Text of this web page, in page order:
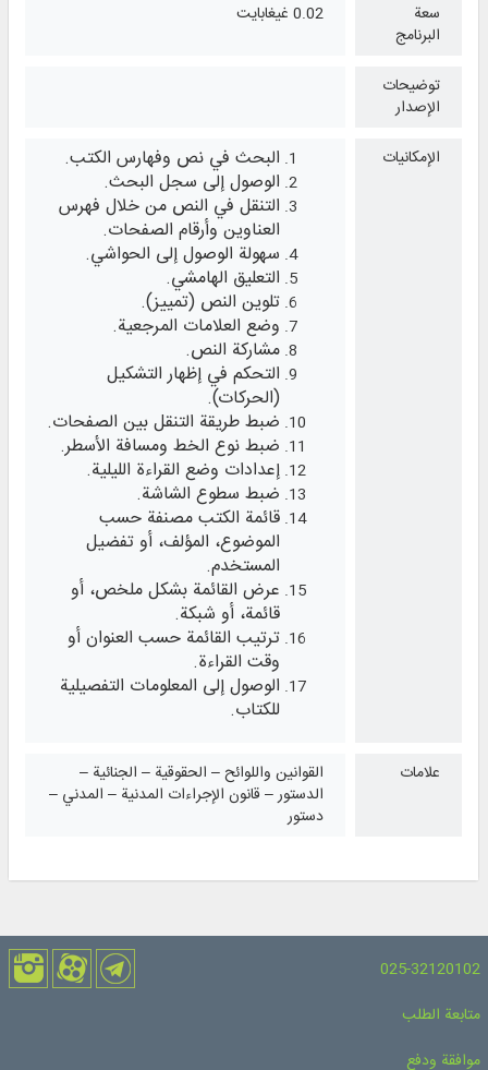
سعة
البرنامج
0.02 غيغابايت
توضيحات
الإصدار
الإمكانيات
البحث في نص وفهارس الكتب.
الوصول إلى سجل البحث.
التنقل في النص من خلال فهرس
العناوين وأرقام الصفحات.
سهولة الوصول إلى الحواشي.
التعليق الهامشي.
تلوين النص (تمييز).
وضع العلامات المرجعية.
مشاركة النص.
التحكم في إظهار التشكيل
(الحركات).
ضبط طريقة التنقل بين الصفحات.
ضبط نوع الخط ومسافة الأسطر.
إعدادات وضع القراءة الليلية.
ضبط سطوع الشاشة.
قائمة الكتب مصنفة حسب
الموضوع، المؤلف، أو تفضيل
المستخدم.
عرض القائمة بشكل ملخص، أو
قائمة، أو شبكة.
ترتيب القائمة حسب العنوان أو
وقت القراءة.
الوصول إلى المعلومات التفصيلية
للكتاب.
علامات
القوانين واللوائح – الحقوقية – الجنائية –
الدستور – قانون الإجراءات المدنية – المدني –
دستور
025-32120102
متابعة الطلب
موافقة ودفع